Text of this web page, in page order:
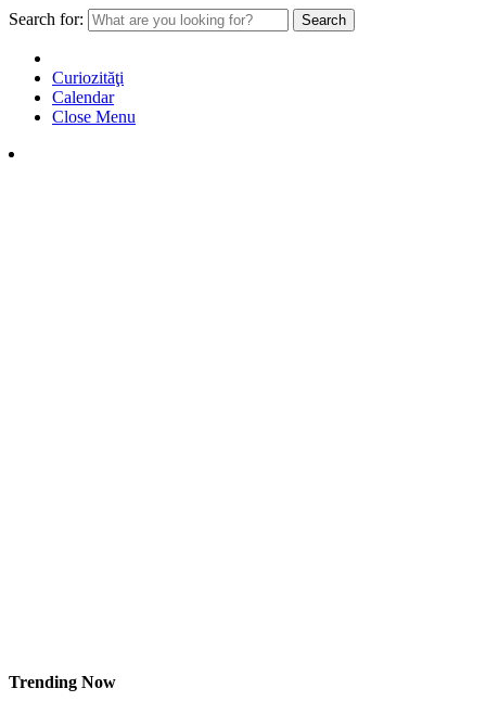
Search for:
Curiozităţi
Calendar
Close Menu
Trending Now